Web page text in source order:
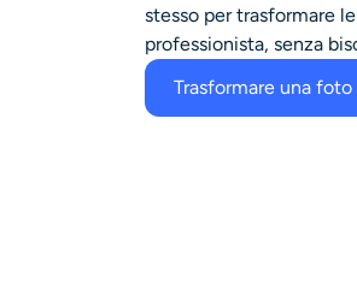
stesso per trasformare
professionista, senza
Trasformare una